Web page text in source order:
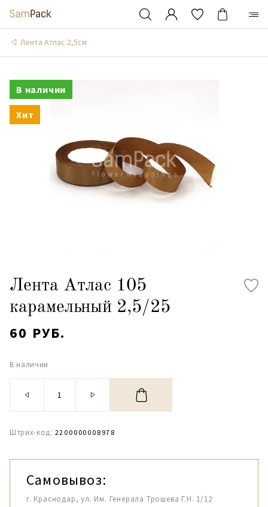
Лента Атлас 2,5см
В наличии
Хит
Лента Атлас 105
карамельный 2,5/25
60 РУБ.
В наличии
Штрих-код: 2200000008978
Самовывоз:
г. Краснодар, ул. Им. Генерала Трошева Г.Н. 1/12